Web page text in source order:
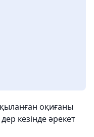
оқиғаны
кезінде әрекет